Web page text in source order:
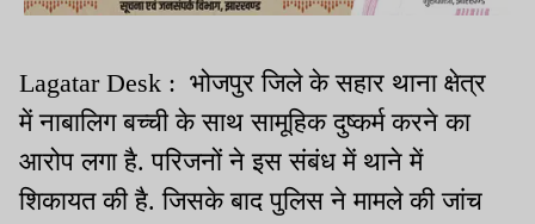
Lagatar Desk : भोजपुर जिले के सहार थाना क्षेत्र
में नाबालिग बच्ची के साथ सामूहिक दुष्कर्म करने का
आरोप लगा है. परिजनों ने इस संबंध में थाने में
शिकायत की है. जिसके बाद पुलिस ने मामले की जांच